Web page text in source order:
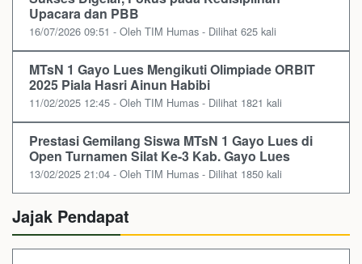
Upacara dan PBB
16/07/2026 09:51 - Oleh TIM Humas - Dilihat 625 kali
MTsN 1 Gayo Lues Mengikuti Olimpiade ORBIT
2025 Piala Hasri Ainun Habibi
11/02/2025 12:45 - Oleh TIM Humas - Dilihat 1821 kali
Prestasi Gemilang Siswa MTsN 1 Gayo Lues di
Open Turnamen Silat Ke-3 Kab. Gayo Lues
13/02/2025 21:04 - Oleh TIM Humas - Dilihat 1850 kali
Jajak Pendapat